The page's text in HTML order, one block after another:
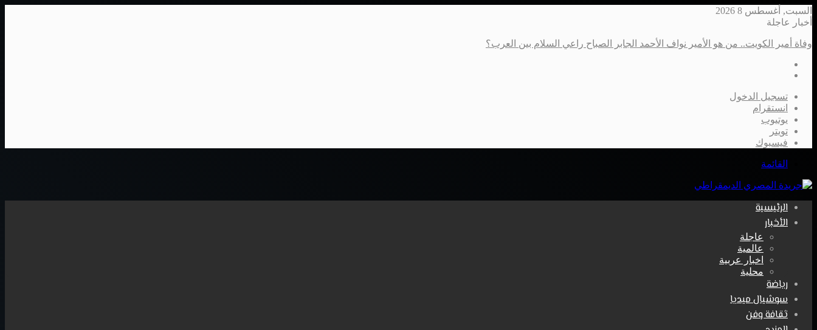
السبت, أغسطس 8 2026
أخبار عاجلة
وفاة أمير الكويت.. من هو الأمير نواف الأحمد الجابر الصباح راعي السلام بين العرب؟
تسجيل الدخول
انستقرام
يوتيوب
تويتر
فيسبوك
القائمة
الرئيسية
الأخبار
عاجلة
عالمية
اخبار عربية
محلية
رياضة
سوشيال ميديا
ثقافة وفن